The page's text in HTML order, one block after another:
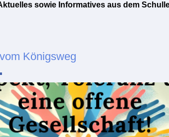
sowie Informatives aus dem
Königsweg